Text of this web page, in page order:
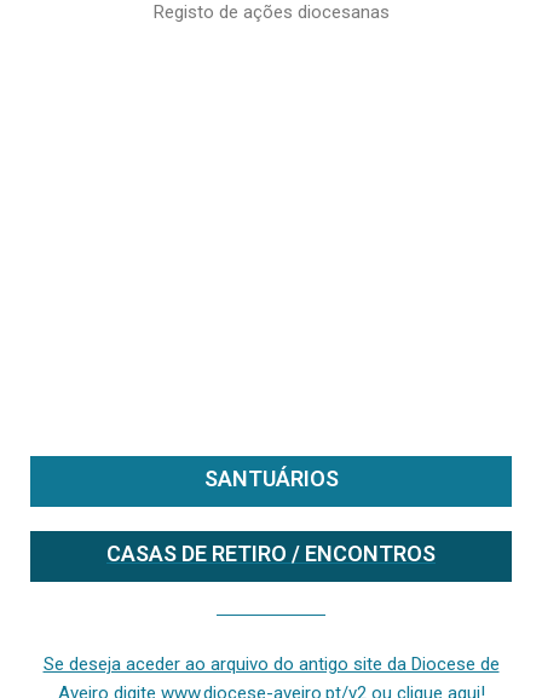
Registo de ações diocesanas
SANTUÁRIOS
CASAS DE RETIRO / ENCONTROS
Se deseja aceder ao arquivo do antigo site da Diocese de
Aveiro digite www.diocese-aveiro.pt/v2 ou clique aqui!